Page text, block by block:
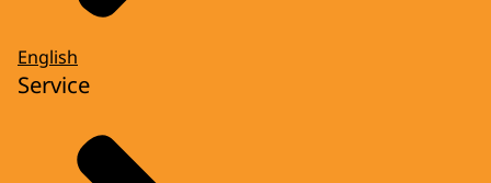
English
Service